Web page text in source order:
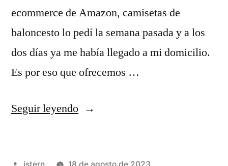
ecommerce de Amazon, camisetas de
baloncesto lo pedí la semana pasada y a los
dos días ya me había llegado a mi domicilio.
Es por eso que ofrecemos …
Seguir leyendo«camiseta
Publicado